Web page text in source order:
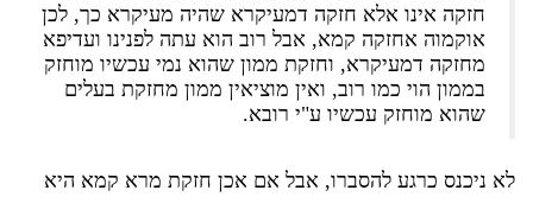
חזקה אינו אלא חזקה דמעיקרא שהיה מעיקרא כך, לכן
אוקמוה אחזקה קמא, אבל רוב הוא עתה לפנינו ועדיפא
מחזקה דמעיקרא, וחזקת ממון שהוא נמי עכשיו מוחזק
בממון הוי כמו רוב, ואין מוציאין ממון מחזקת בעלים
שהוא מוחזק עכשיו ע"י רובא.
לא ניכנס כרגע להסברו, אבל אם אכן חזקת מרא קמא היא